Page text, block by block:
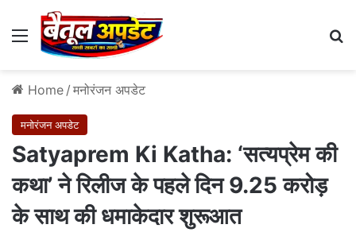
Menu
Home / मनोरंजन अपडेट
मनोरंजन अपडेट
Satyaprem Ki Katha: ‘सत्यप्रेम की
कथा’ ने रिलीज के पहले दिन 9.25 करोड़
के साथ की धमाकेदार शुरूआत